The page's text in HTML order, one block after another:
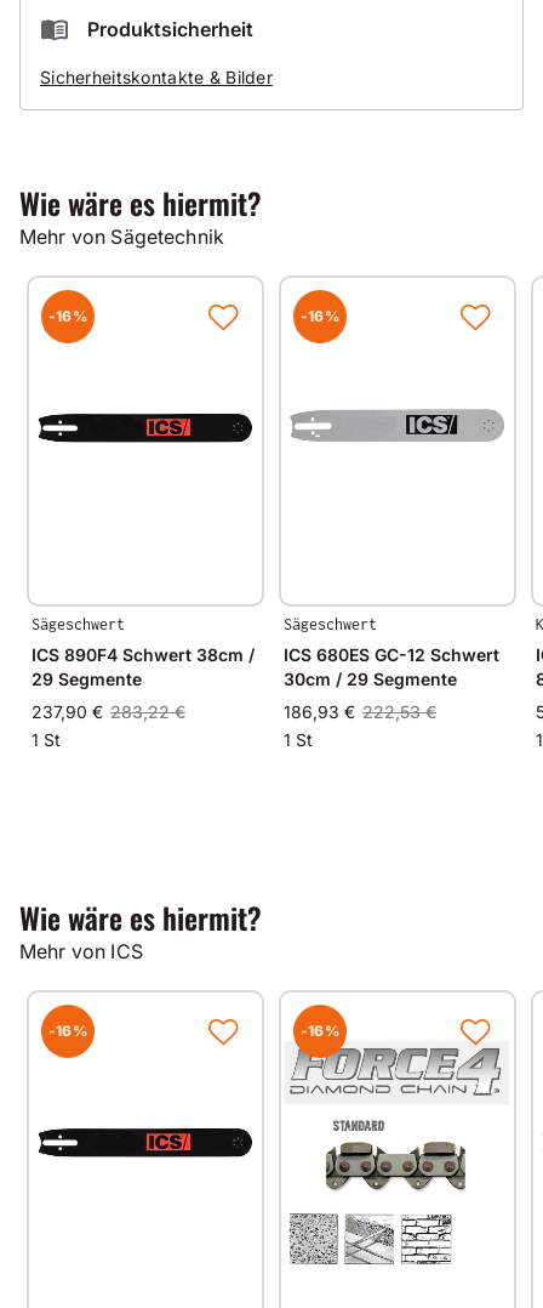
ICS FORCE4 Premium S Kette
Für armierten Beton mit geringer Abrasivität und hohem
Erhältlich auch als
ICS FORCE4-25 Premium S 25/30 cm Kette
ICS FORCE4-34 Premium S 50 cm Kette
ICS FORCE4-40 Premium S 63 cm Kette
Produktsicherheit
Sicherheitskontakte & Bilder
Wie wäre es hiermit?
Mehr von Sägetechnik
-16%
Sägeschwert
ICS 890F4 Schwert 38cm /
29 Segmente
237,90 € 283,22 €
1 St
-16%
Sägeschwert
ICS 680ES GC-12 Schwert
30cm / 29 Segmente
186,93 € 222,53 €
1 St
Wie wäre es hiermit?
Mehr von ICS
-16% -16%